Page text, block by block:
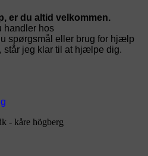
er du altid velkommen.
handler hos
spørgsmål eller brug for hjælp
står jeg klar til at hjælpe dig.